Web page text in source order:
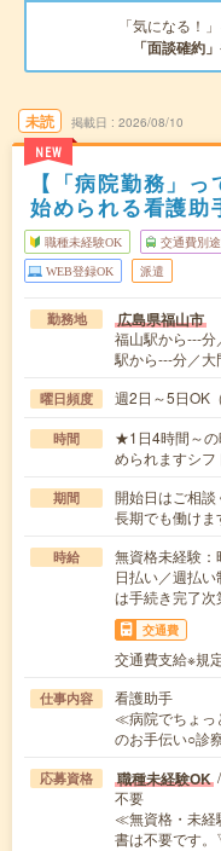
「気になる！
「面談確約」
未読
NEW
掲載日 2026/08/10
【「病院勤務」
始められる看護助
職種未経験OK 交通費別
WEB登録OK 派遣
勤務地 広島県福山市
福山駅から---
駅から---分／
曜日頻度 週2日～5日
時間
★1日4時間～
められますシ
期間
開始日はご相
長期でも働けま
時給
無資格未経験
日払い／週払
は手続き完了次
交通費
交通費支給※規
仕事内容
看護助手
≪病院でちょっ
のお手伝い○診
応募資格 職種未経験OK
不要
≪無資格・未
書は不要です